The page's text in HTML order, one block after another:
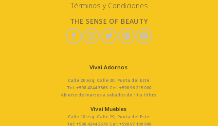
Términos y Condiciones
THE SENSE OF BEAUTY
Vivai Adornos
Calle 20 esq. Calle 30, Punta del Este.
Tel: +598 4244 3566 Cel: +598 96 215 000
Abierto de martes a sabados de 11 a 19 hrs.
Vivai Muebles
Calle 18 esq. Calle 29, Punta del Este.
Tel: +598 4244 2678 Cel: +598 97 109 900